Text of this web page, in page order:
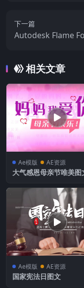
下一篇
Autodesk Flame
相关文章
Ae模版 AE资源
大气感恩母亲节唯美图
Ae模版 AE资源
国家宪法日图文